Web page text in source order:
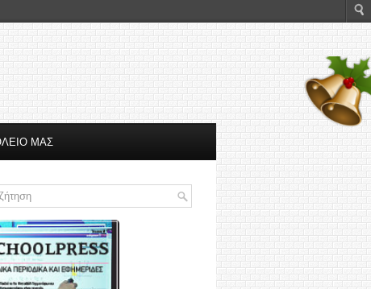
ΜΑΣ